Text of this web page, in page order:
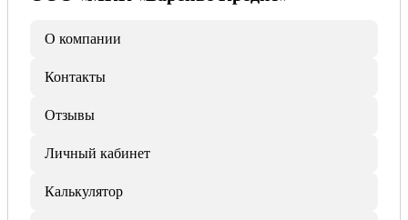
О компании
Контакты
Отзывы
Личный кабинет
Калькулятор